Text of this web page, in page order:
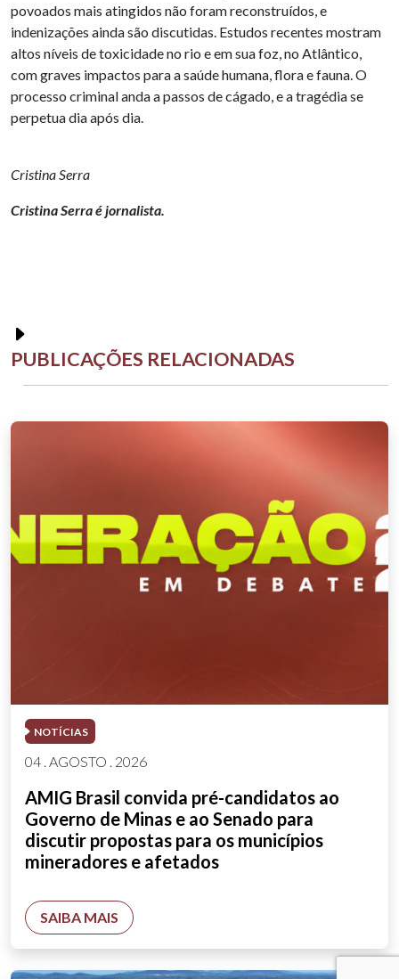
povoados mais atingidos não foram reconstruídos, e
indenizações ainda são discutidas. Estudos recentes mostram
altos níveis de toxicidade no rio e em sua foz, no Atlântico,
com graves impactos para a saúde humana, flora e fauna. O
processo criminal anda a passos de cágado, e a tragédia se
perpetua dia após dia.
Cristina Serra
Cristina Serra é jornalista.
PUBLICAÇÕES RELACIONADAS
NOTÍCIAS
04 . AGOSTO . 2026
AMIG Brasil convida pré-candidatos ao
Governo de Minas e ao Senado para
discutir propostas para os municípios
mineradores e afetados
SAIBA MAIS